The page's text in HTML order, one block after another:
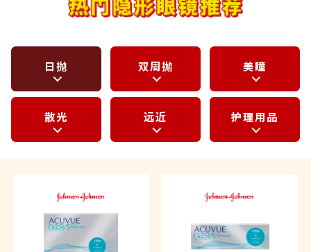
日抛 双周抛 美瞳
散光 远近 护理用品